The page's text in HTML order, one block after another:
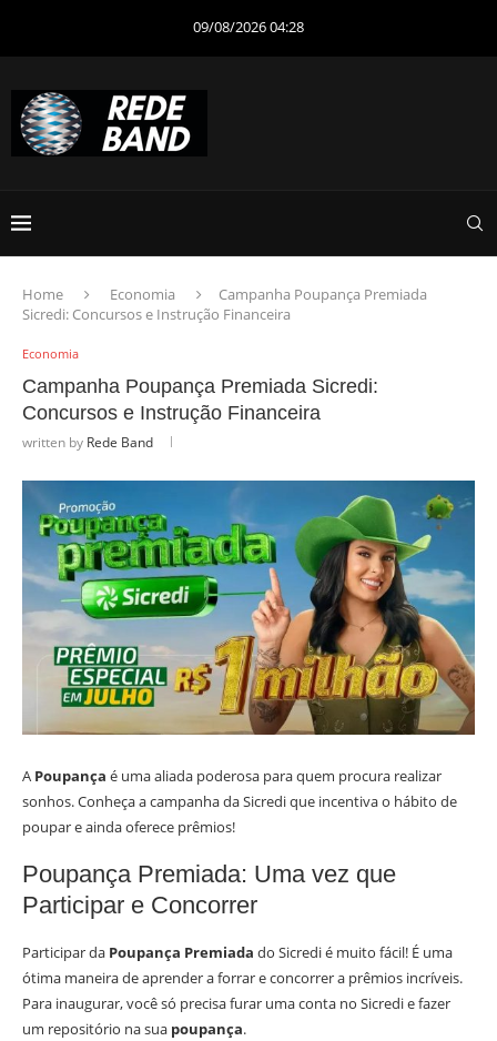
09/08/2026 04:28
Home Economia
Campanha Poupança Premiada
Sicredi: Concursos e Instrução Financeira
Economia
Campanha Poupança Premiada Sicredi:
Concursos e Instrução Financeira
written by Rede Band
A Poupança é uma aliada poderosa para quem procura realizar
sonhos. Conheça a campanha da Sicredi que incentiva o hábito de
poupar e ainda oferece prêmios!
Poupança Premiada: Uma vez que
Participar e Concorrer
Participar da Poupança Premiada do Sicredi é muito fácil! É uma
ótima maneira de aprender a forrar e concorrer a prêmios incríveis.
Para inaugurar, você só precisa furar uma conta no Sicredi e fazer
um repositório na sua poupança.